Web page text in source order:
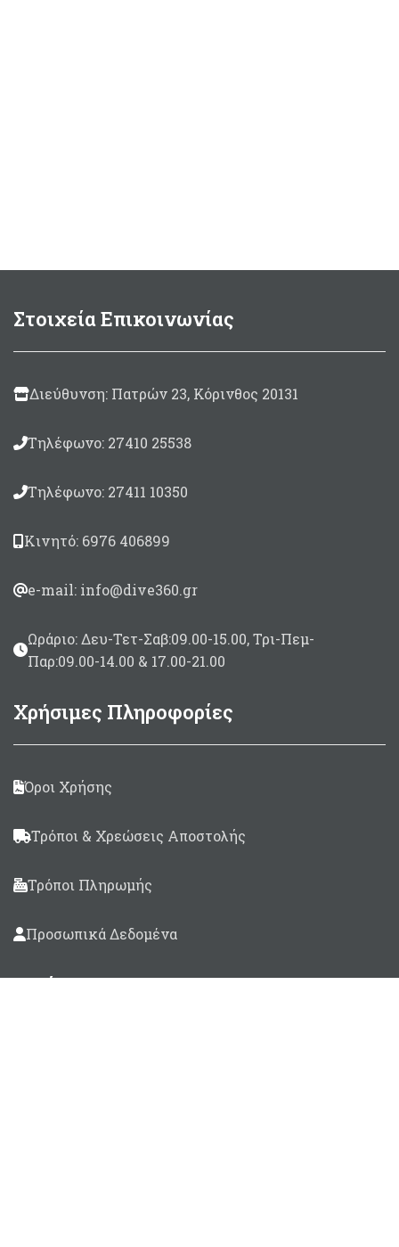
Στοιχεία Επικοινωνίας
Διεύθυνση: Πατρών 23, Κόρινθος 20131
Τηλέφωνο: 27410 25538
Τηλέφωνο: 27411 10350
Κινητό: 6976 406899
e-mail: info@dive360.gr
Ωράριο: Δευ-Τετ-Σαβ:09.00-15.00, Τρι-Πεμ-
Παρ:09.00-14.00 & 17.00-21.00
Χρήσιμες Πληροφορίες
Όροι Χρήσης
Τρόποι & Χρεώσεις Αποστολής
Τρόποι Πληρωμής
Προσωπικά Δεδομένα
Βρείτε μας